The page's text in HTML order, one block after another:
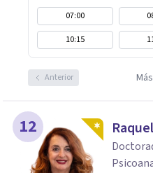
07:00
10:15
Anterior
12